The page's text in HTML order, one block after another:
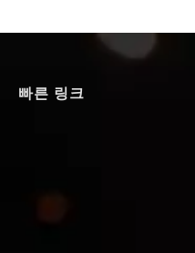
빠른 링크